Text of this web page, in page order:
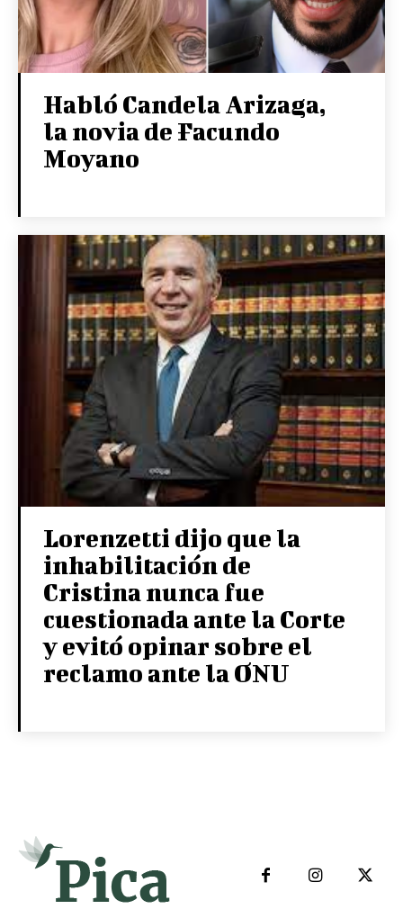
Habló Candela Arizaga,
la novia de Facundo
Moyano
Lorenzetti dijo que la
inhabilitación de
Cristina nunca fue
cuestionada ante la Corte
y evitó opinar sobre el
reclamo ante la ONU